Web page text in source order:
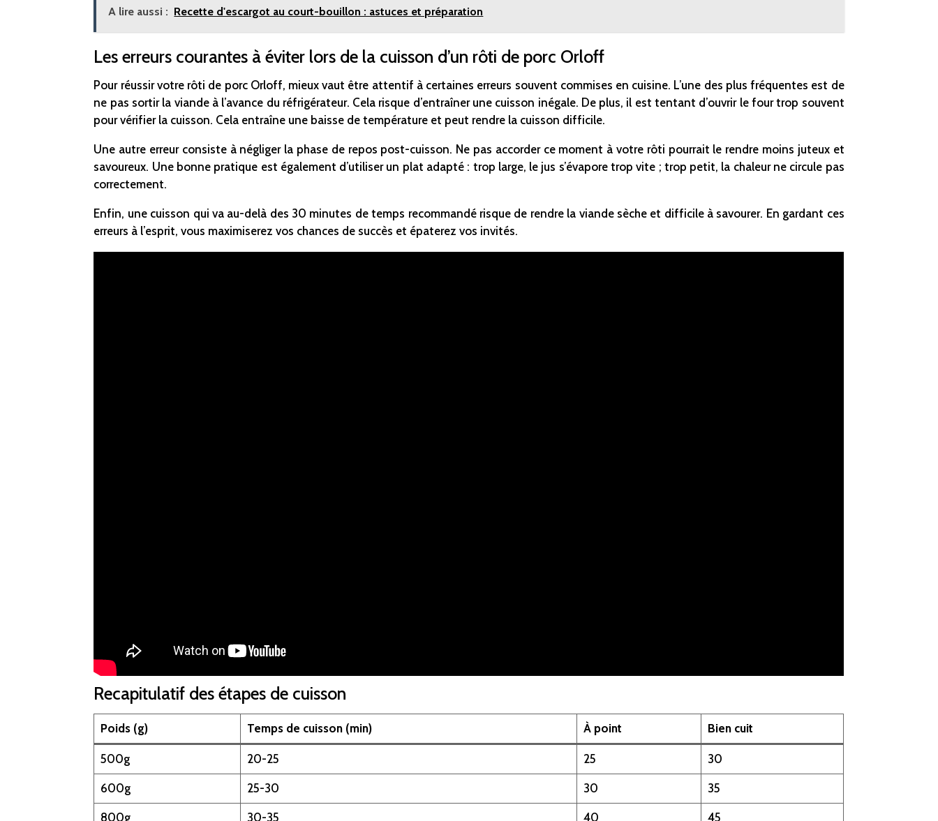
A lire aussi : Recette d'escargot au court-bouillon : astuces et préparation
Les erreurs courantes à éviter lors de la cuisson d’un rôti de porc Orloff
Pour réussir votre rôti de porc Orloff, mieux vaut être attentif à certaines erreurs souvent commises en cuisine. L’une des plus fréquentes est de
ne pas sortir la viande à l’avance du réfrigérateur. Cela risque d’entraîner une cuisson inégale. De plus, il est tentant d’ouvrir le four trop souvent
pour vérifier la cuisson. Cela entraîne une baisse de température et peut rendre la cuisson difficile.
Une autre erreur consiste à négliger la phase de repos post-cuisson. Ne pas accorder ce moment à votre rôti pourrait le rendre moins juteux et
savoureux. Une bonne pratique est également d’utiliser un plat adapté : trop large, le jus s’évapore trop vite ; trop petit, la chaleur ne circule pas
correctement.
Enfin, une cuisson qui va au-delà des 30 minutes de temps recommandé risque de rendre la viande sèche et difficile à savourer. En gardant ces
erreurs à l’esprit, vous maximiserez vos chances de succès et épaterez vos invités.
Recapitulatif des étapes de cuisson
Poids (g) Temps de cuisson (min) À point Bien cuit
500g 20-25 25 30
600g 25-30 30 35
800g 30-35 40 45